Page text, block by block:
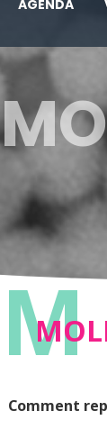
AGENDA
M
Comment